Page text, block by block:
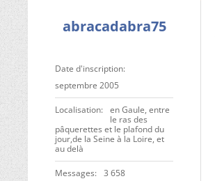
abracadabra75
Date d'inscription
septembre 2005
Localisation
en Gaule, entre
le ras des
pâquerettes et le plafond du
jour,de la Seine à la Loire, et
au delà
Messages 3 658